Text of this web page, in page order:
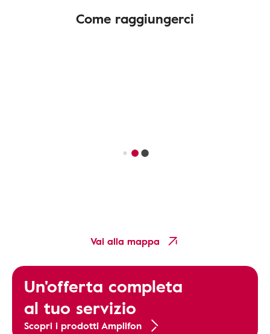
Come raggiungerci
Vai alla mappa
Un'offerta completa
al tuo servizio
Scopri i prodotti Amplifon